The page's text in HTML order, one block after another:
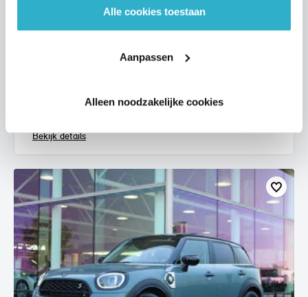
Alle cookies toestaan
Aanpassen
Alleen noodzakelijke cookies
Eindhoven
Bekijk details